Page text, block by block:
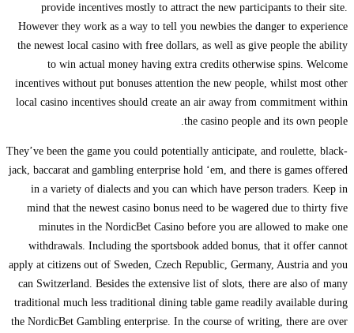
provide incentives mostly to attract the new participants to their site.
However they work as a way to tell you newbies the danger to experience
the newest local casino with free dollars, as well as give people the ability
to win actual money having extra credits otherwise spins. Welcome
incentives without put bonuses attention the new people, whilst most other
local casino incentives should create an air away from commitment within
the casino people and its own people.
They’ve been the game you could potentially anticipate, and roulette, black-
jack, baccarat and gambling enterprise hold ‘em, and there is games offered
in a variety of dialects and you can which have person traders. Keep in
mind that the newest casino bonus need to be wagered due to thirty five
minutes in the NordicBet Casino before you are allowed to make one
withdrawals. Including the sportsbook added bonus, that it offer cannot
apply at citizens out of Sweden, Czech Republic, Germany, Austria and you
can Switzerland. Besides the extensive list of slots, there are also of many
traditional much less traditional dining table game readily available during
the NordicBet Gambling enterprise. In the course of writing, there are over